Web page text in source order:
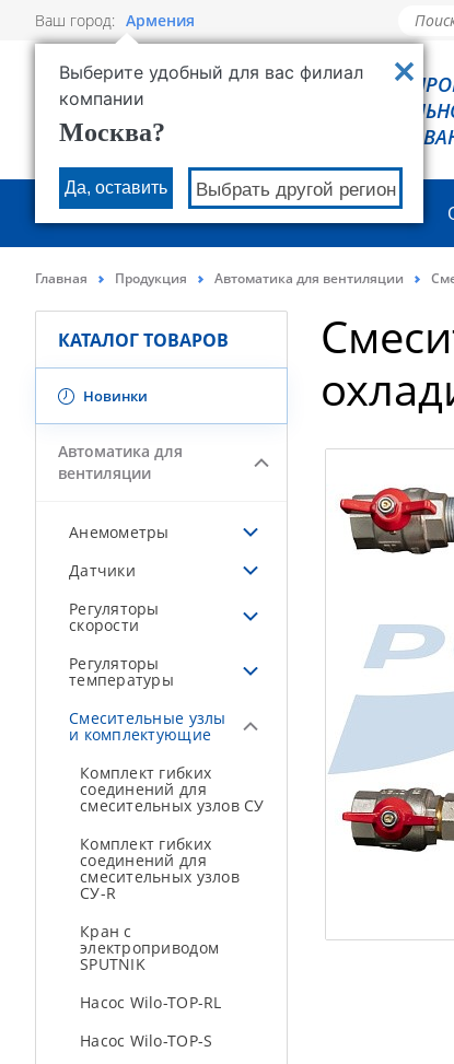
Ваш город: Армения
Выберите удобный для вас филиал
компании
Москва?
Да, оставить Выбрать другой регион
РОВЕН -
О КОМПАНИИ ПРОДУКЦИЯ
Главная Продукция Автоматика для вентиляции
КАТАЛОГ ТОВАРОВ
Новинки
Автоматика для
вентиляции
Анемометры
Датчики
Регуляторы
скорости
Регуляторы
температуры
Смесительные узлы
и комплектующие
Комплект гибких
соединений для
смесительных узлов СУ
Комплект гибких
соединений для
смесительных узлов
СУ-R
Кран с
электроприводом
SPUTNIK
Насос Wilo-TOP-RL
Насос Wilo-TOP-S